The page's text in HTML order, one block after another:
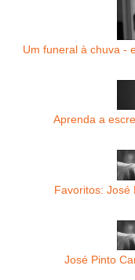
Um funeral à chuva -
Aprenda a
Favoritos: José
José Pinto